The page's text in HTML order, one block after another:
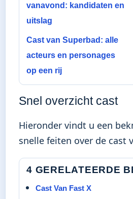
vanavond: kandidaten en
uitslag
Cast van Superbad: alle
acteurs en personages
op een rij
Snel overzicht cast
Hieronder vindt u een
snelle feiten over de cast
4 GERELATEERDE
Cast Van Fast X